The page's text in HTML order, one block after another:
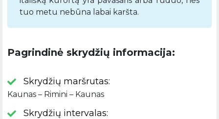
tuo metu nebūna labai karšta.
Pagrindinė skrydžių informacija:
Skrydžių maršrutas:
Kaunas – Rimini – Kaunas
Skrydžių intervalas: